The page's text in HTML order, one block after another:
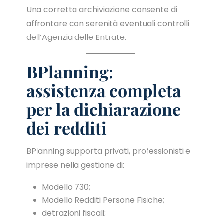
Una corretta archiviazione consente di
affrontare con serenità eventuali controlli
dell’Agenzia delle Entrate.
BPlanning:
assistenza completa
per la dichiarazione
dei redditi
BPlanning supporta privati, professionisti e
imprese nella gestione di:
Modello 730;
Modello Redditi Persone Fisiche;
detrazioni fiscali;